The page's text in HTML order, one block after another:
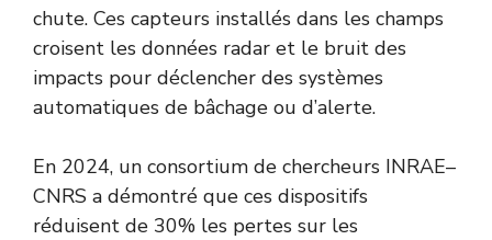
chute. Ces capteurs installés dans les champs
croisent les données radar et le bruit des
impacts pour déclencher des systèmes
automatiques de bâchage ou d’alerte.
En 2024, un consortium de chercheurs INRAE–
CNRS a démontré que ces dispositifs
réduisent de 30% les pertes sur les